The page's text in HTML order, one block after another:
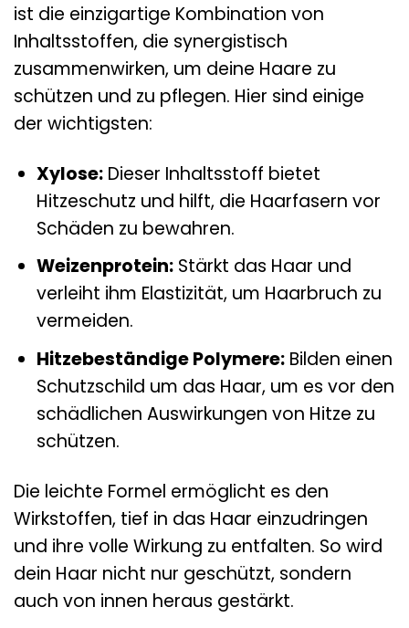
ist die einzigartige Kombination von
Inhaltsstoffen, die synergistisch
zusammenwirken, um deine Haare zu
schützen und zu pflegen. Hier sind einige
der wichtigsten:
Xylose:Dieser Inhaltsstoff bietet
Hitzeschutz und hilft, die Haarfasern vor
Schäden zu bewahren.
Weizenprotein:Stärkt das Haar und
verleiht ihm Elastizität, um Haarbruch zu
vermeiden.
Hitzebeständige Polymere:Bilden einen
Schutzschild um das Haar, um es vor den
schädlichen Auswirkungen von Hitze zu
schützen.
Die leichte Formel ermöglicht es den
Wirkstoffen, tief in das Haar einzudringen
und ihre volle Wirkung zu entfalten. So wird
dein Haar nicht nur geschützt, sondern
auch von innen heraus gestärkt.